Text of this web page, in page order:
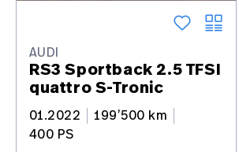
AUDI
RS3 Sportback 2.5 TFSI
quattro S-Tronic
01.2022
199’500 km
400 PS